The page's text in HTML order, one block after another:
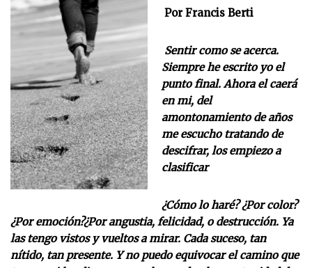
Por Francis Berti
Sentir como se acerca.
Siempre he escrito yo el
punto final. Ahora el caerá
en mi, del
amontonamiento de años
me escucho tratando de
descifrar, los empiezo a
clasificar
¿Cómo lo haré? ¿Por color?
¿Por emoción?¿Por angustia, felicidad, o destrucción. Ya
las tengo vistos y vueltos a mirar. Cada suceso, tan
nítido, tan presente. Y no puedo equivocar el camino que